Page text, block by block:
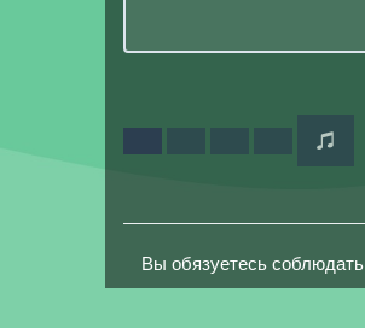
Вы обязуетесь соблюдать